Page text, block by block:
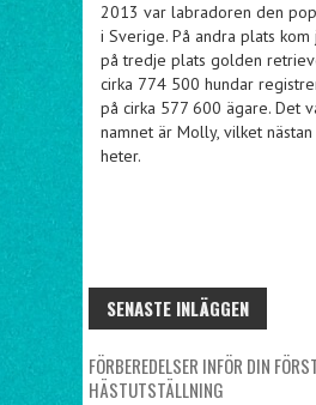
2013 var labradoren den
i Sverige. På andra plats kom
på tredje plats golden
cirka 774 500 hundar
på cirka 577 600 ägare. Det
namnet är Molly, vilket
heter.
SENASTE INLÄGGEN
FÖRBEREDELSER INFÖR DIN
HÄSTUTSTÄLLNING